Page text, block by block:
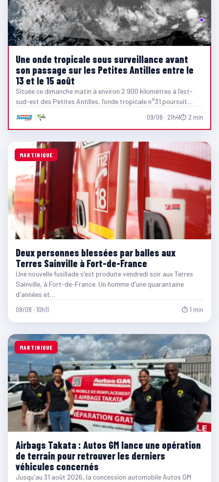
Une onde tropicale sous surveillance avant
son passage sur les Petites Antilles entre le
13 et le 15 août
Située ce dimanche matin à environ 2 900 kilomètres à l’est-
sud-est des Petites Antilles, l’onde tropicale n°31 poursuit…
09/08 · 21h41⏱ 2 min
MARTINIQUE
Deux personnes blessées par balles aux
Terres Sainville à Fort-de-France
Une nouvelle fusillade s'est produite vendredi soir aux Terres
Sainville, à Fort-de-France. Un homme d'une quarantaine
d'années et…
08/08 · 10h11 ⏱ 1 min
MARTINIQUE
Airbags Takata : Autos GM lance une opération
de terrain pour retrouver les derniers
véhicules concernés
Jusqu'au 31 août 2026, la concession automobile Autos GM